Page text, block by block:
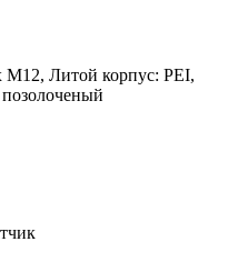
M12, Литой корпус: PEI,